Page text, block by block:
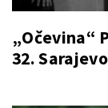
„Očevina“
32.